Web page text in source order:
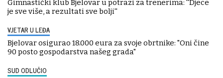
Gimnastički klub Bjelovar u potrazi za trenerima: ''Djece
je sve više, a rezultati sve bolji''
VJETAR U LEĐA
Bjelovar osigurao 18.000 eura za svoje obrtnike: "Oni čine
90 posto gospodarstva našeg grada"
SUD ODLUČIO